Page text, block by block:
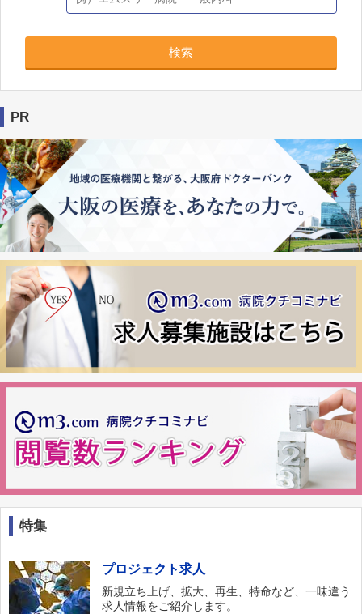
検索
PR
特集
プロジェクト求人
新規立ち上げ、拡大、再生、特命など、一味違う
求人情報をご紹介します。